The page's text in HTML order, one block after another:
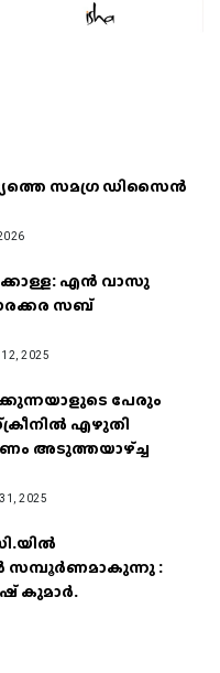
സമഗ്ര ഡിസൈൻ
എൻ വാസു
സബ്
12, 2025
പേരും
എഴുതി
അടുത്തയാഴ്‌ച്ച
2025
സമ്പൂർണമാകുന്നു :
കുമാർ.